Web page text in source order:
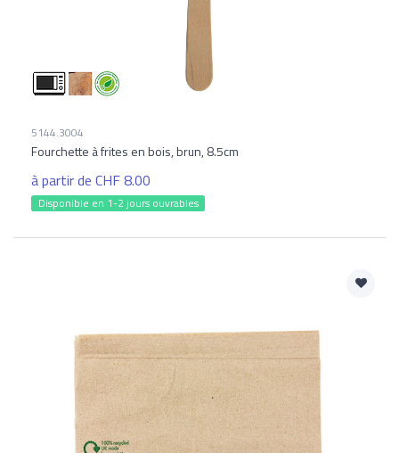
5144.3004
Fourchette à frites en bois, brun, 8.5cm
à partir de CHF 8.00
Disponible en 1-2 jours ouvrables